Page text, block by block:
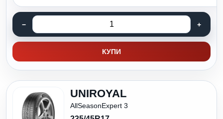
КУПИ
UNIROYAL
AllSeasonExpert 3